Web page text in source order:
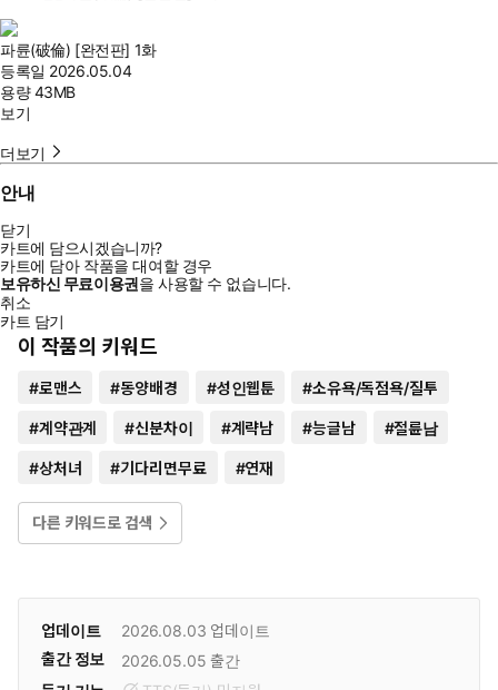
파륜(破倫) [완전판] 1화
등록일 2026.05.04
용량43MB
보기
더보기
안내
닫기
카트에 담으시겠습니까?
카트에 담아 작품을 대여할 경우
보유하신 무료이용권을 사용할 수 없습니다.
취소
카트 담기
이 작품의 키워드
#로맨스 #동양배경 #성인웹툰 #소유욕/독점욕/질투
#계약관계 #신분차이 #계략남 #능글남 #절륜남
#상처녀 #기다리면무료 #연재
다른 키워드로 검색
업데이트 2026.08.03 업데이트
출간 정보
2026.05.05 출간